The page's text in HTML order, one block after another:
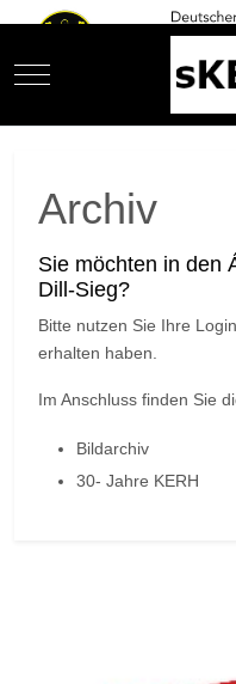
Mobile Menu Toggle
Archiv
Sie möchten in den
Dill-Sieg?
Bitte nutzen Sie Ihre
erhalten haben.
Im Anschluss finden Sie
Bildarchiv
30- Jahre KERH